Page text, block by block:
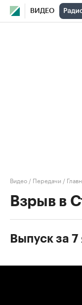
ВИДЕО
Видео / Передачи /
Взрыв в
Выпуск за